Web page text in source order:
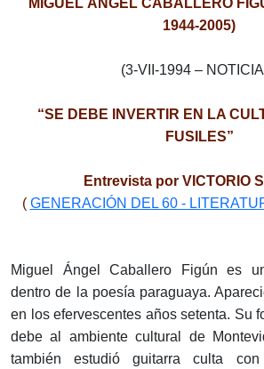
MIGUEL ÁNGEL CABALLERO
1944-2005)
(3-VII-1994 –
“SE DEBE INVERTIR EN LA
FUSILES”
Entrevista por VICTORIO
( GENERACIÓN DEL 60 -
Miguel Ángel Caballero Figún es
dentro de la poesía paraguaya.
en los efervescentes años setenta. Su
debe al ambiente cultural de
también estudió guitarra culta